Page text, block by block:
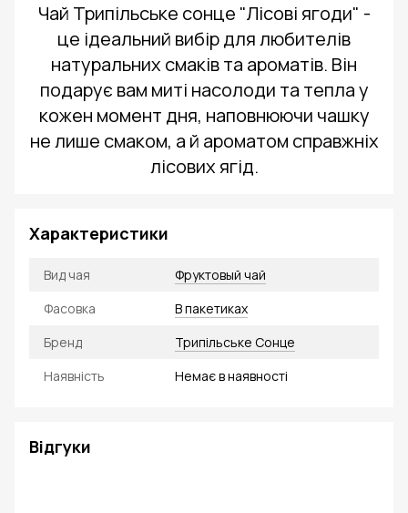
Чай Трипільське сонце "Лісові ягоди" -
це ідеальний вибір для любителів
натуральних смаків та ароматів. Він
подарує вам миті насолоди та тепла у
кожен момент дня, наповнюючи чашку
не лише смаком, а й ароматом справжніх
лісових ягід.
Характеристики
Вид чая
Фруктовый чай
Фасовка
В пакетиках
Бренд
Трипільське Cонце
Наявність
Немає в наявності
Відгуки